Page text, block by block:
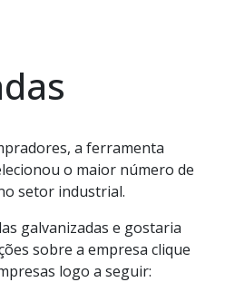
a ferramenta
o maior número de
setor industrial.
galvanizadas e gostaria
sobre a empresa clique
logo a seguir: